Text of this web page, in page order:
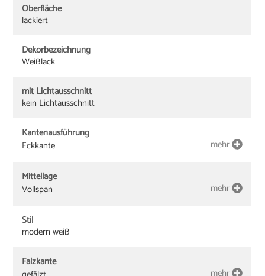
Oberfläche
lackiert
Dekorbezeichnung
Weißlack
mit Lichtausschnitt
kein Lichtausschnitt
Kantenausführung
Eckkante
mehr
Mittellage
Vollspan
mehr
Stil
modern weiß
Falzkante